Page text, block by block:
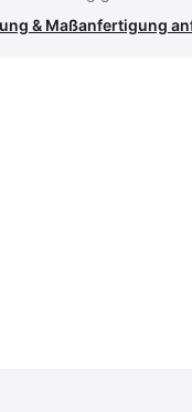
& Maßanfertigung